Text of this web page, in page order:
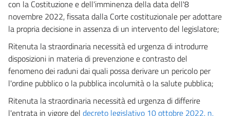
con la Costituzione e dell'imminenza della data dell'8
novembre 2022, fissata dalla Corte costituzionale per adottare
la propria decisione in assenza di un intervento del legislatore;
Ritenuta la straordinaria necessità ed urgenza di introdurre
disposizioni in materia di prevenzione e contrasto del
fenomeno dei raduni dai quali possa derivare un pericolo per
l'ordine pubblico o la pubblica incolumità o la salute pubblica;
Ritenuta la straordinaria necessità ed urgenza di differire
l'entrata in vigore del decreto legislativo 10 ottobre 2022, n.